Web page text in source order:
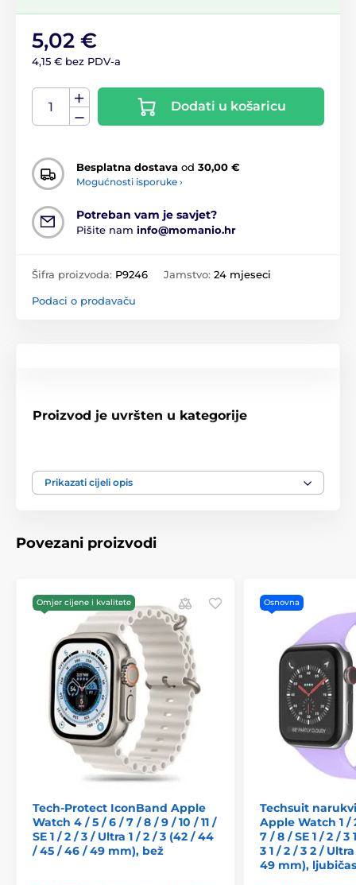
5,02 €
4,15 € bez PDV-a
Dodati u košaricu
Besplatna dostava od 30,00 €
Mogućnosti isporuke ›
Potreban vam je savjet?
Pišite nam info@momanio.hr
Šifra proizvoda: P9246 Jamstvo: 24 mjeseci
Podaci o prodavaču
Proizvod je uvršten u kategorije
Apple Watch 4 / 5 / 6 / SE 1 / 2 / 3, 44 mm
Prikazati cijeli opis
Povezani proizvodi
Omjer cijene i kvalitete
Tech-Protect IconBand Apple
Watch 4 / 5 / 6 / 7 / 8 / 9 / 10 / 11 /
SE 1 / 2 / 3 / Ultra 1 / 2 / 3 (42 / 44
/ 45 / 46 / 49 mm), bež
Osnovna
Techsuit
Apple Watch 1 /
7 / 8 / SE 1 / 2 / 3
3 1 / 2 / 3 2 /
49 mm),